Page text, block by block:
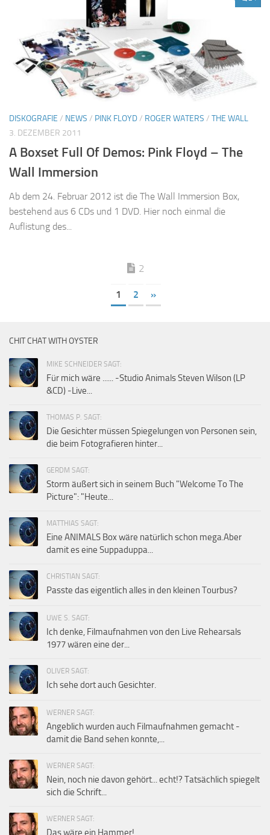
DISKOGRAFIE / NEWS / PINK FLOYD/ ROGER WATERS / THE WALL
3. DEZEMBER 2011
A Boxset Full Of Demos: Pink Floyd – The
Wall Immersion
Ab dem 24. Februar 2012 ist die The Wall Immersion Box,
bestehend aus 6 CDs und 1 DVD. Hier noch einmal die
Auflistung des...
2
1 2 »
CHIT CHAT WITH OYSTER
MIKE SCHNEIDER SAGT:
Für mich wäre ...... -Studio Animals Steven Wilson (LP
&CD) -Live...
THOMAS P. SAGT:
Die Gesichter müssen Spiegelungen von Personen sein,
die beim Fotografieren hinter...
GERDM SAGT:
Storm äußert sich in seinem Buch "Welcome To The
Picture": "Heute...
MATTHIAS SAGT:
Eine ANIMALS Box wäre natürlich schon mega.Aber
damit es eine Suppaduppa...
CHRISTIAN SAGT:
Passte das eigentlich alles in den kleinen Tourbus?
UWE S. SAGT:
Ich denke, Filmaufnahmen von den Live Rehearsals
1977 wären eine der...
OLIVER SAGT:
Ich sehe dort auch Gesichter.
WERNER SAGT:
Angeblich wurden auch Filmaufnahmen gemacht -
damit die Band sehen konnte,...
WERNER SAGT:
Nein, noch nie davon gehört... echt!? Tatsächlich spiegelt
sich die Schrift...
WERNER SAGT:
Das wäre ein Hammer!